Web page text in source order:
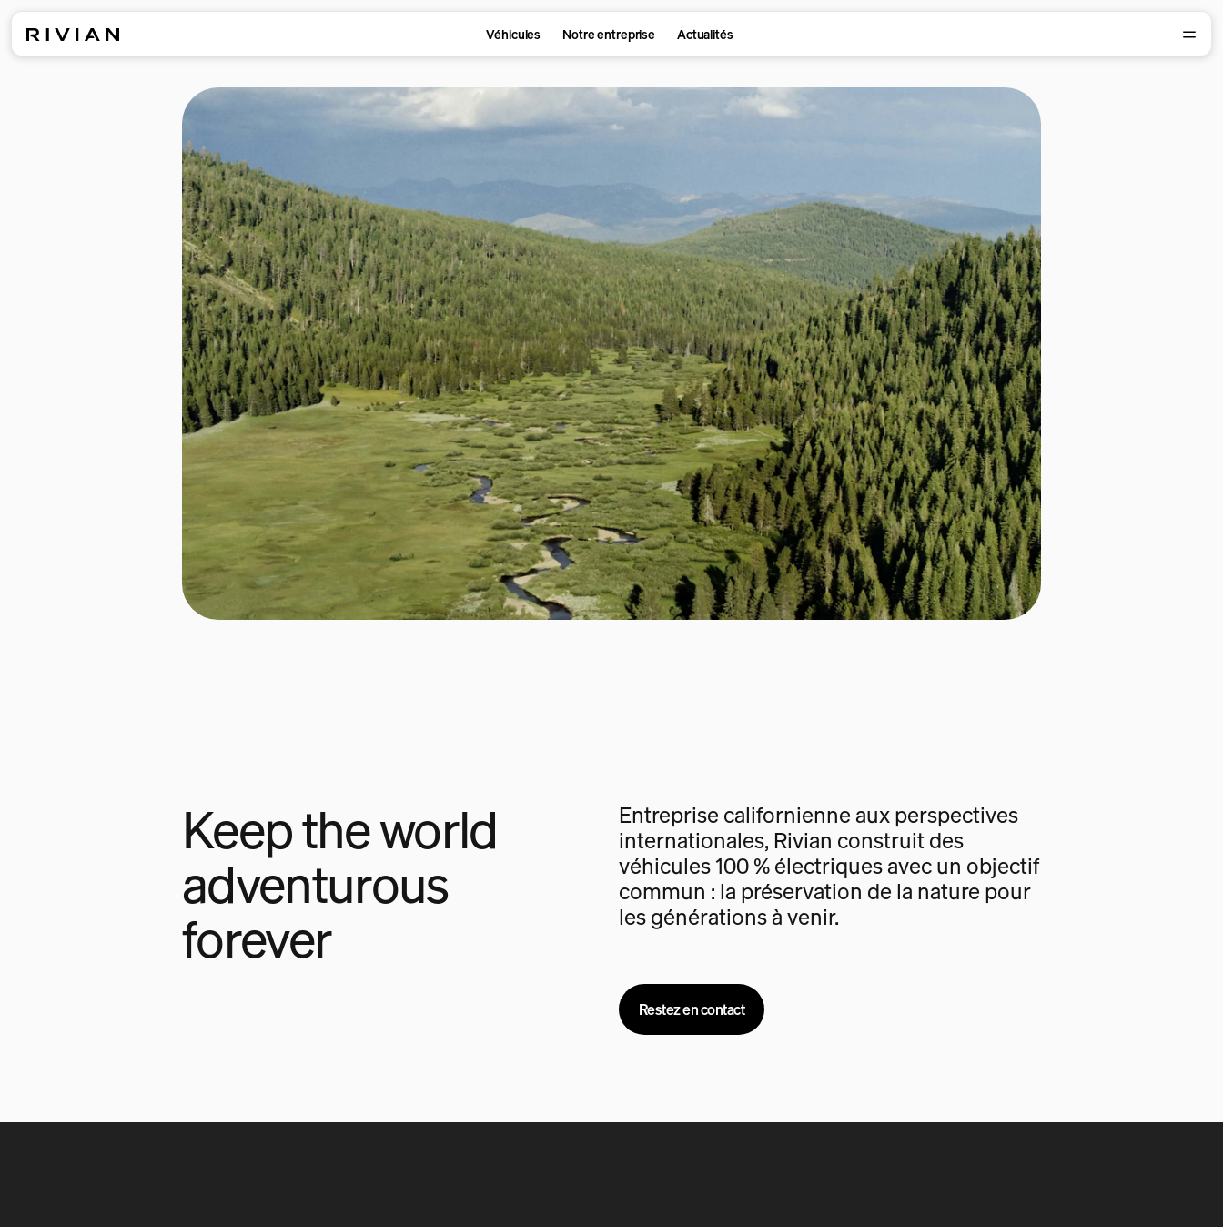
Véhicules Notre entreprise Actualités
Keep the world
adventurous
forever
Entreprise californienne aux perspectives
internationales, Rivian construit des
véhicules 100 % électriques avec un objectif
commun : la préservation de la nature pour
les générations à venir.
Restez en contact